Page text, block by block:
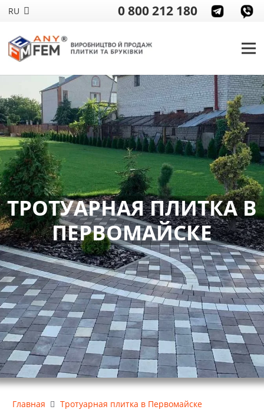
RU 0 800 212 180
ТРОТУАРНАЯ ПЛИТКА В
ПЕРВОМАЙСКЕ
Главная Тротуарная плитка в Первомайске